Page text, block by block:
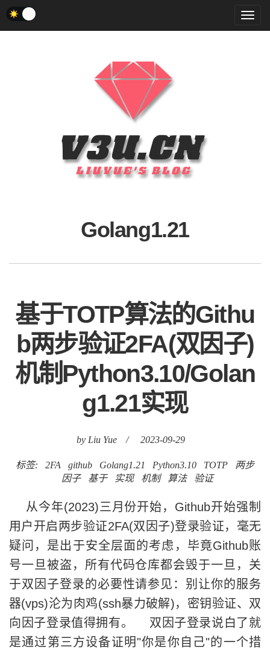
菜
单
Golang1.21
基于TOTP算法的Githu
b两步验证2FA(双因子)
机制Python3.10/Golan
g1.21实现
by Liu Yue / 2023-09-29
标签: 2FA github Golang1.21 Python3.10 TOTP
两步
因子
基于 实现 机制 算法 验证
从今年(2023)三月份开始，Github开始强制
用户开启两步验证2FA(双因子)登录验证，毫无
疑问，是出于安全层面的考虑，毕竟Github账
号一旦被盗，所有代码仓库都会毁于一旦，关
于双因子登录的必要性请参见：别让你的服务
器(vps)沦为肉鸡(ssh暴力破解)，密钥验证、双
向因子登录值得拥有。 双因子登录说白了就
是通过第三方设备证明"你是你自己"的一个措